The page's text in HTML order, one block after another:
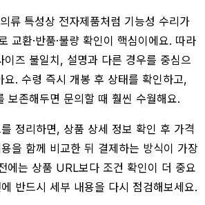
류 특성상 전자제품처럼 기능성 수리가
교환·반품·불량 확인이 핵심이에요. 따라
즈 불일치, 설명과 다른 경우를 중심으
요. 수령 즉시 개봉 후 상태를 확인하고,
보존해두면 문의할 때 훨씬 수월해요.
정리하면, 상품 상세 정보 확인 후 가격
을 함께 비교한 뒤 결제하는 방식이 가장
에는 상품 URL보다 조건 확인이 더 중요
반드시 세부 내용을 다시 점검해보세요.